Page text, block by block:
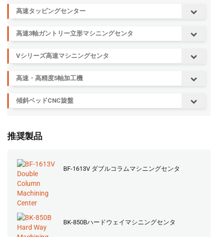
高速タッピングセンター
高速3軸ガントリー立形マシニングセンタ
Vシリーズ高速マシニングセンタ
高速・高精度5軸加工機
傾斜ベッドCNC旋盤
推奨製品
BF-1613V ダブルコラムマシニングセンタ
BK-850Bハードウェイマシニングセンタ